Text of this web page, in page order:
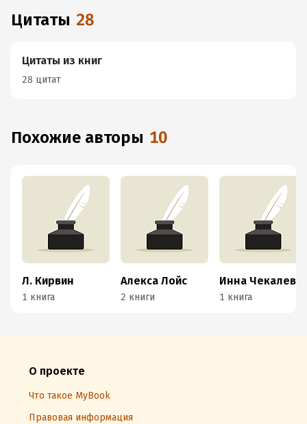
Цитаты 28
Цитаты из книг
28 цитат
Похожие авторы 10
Л. Кирвин
1 книга
Алекса Лойс
2 книги
Инна Чекалева
1 книга
О проекте
Что такое MyBook
Правовая информация